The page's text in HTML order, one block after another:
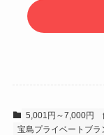
5,001円～7,000円
宝島プライベートブラ